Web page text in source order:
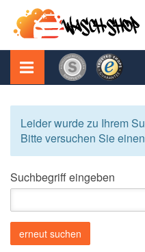
Leider wurde zu Ihrem
Bitte versuchen Sie
Suchbegriff eingeben